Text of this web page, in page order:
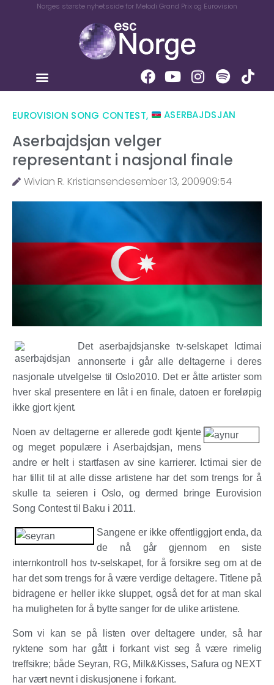
Norges største nyhetsside for Melodi Grand Prix og Eurovision
EUROVISION SONG CONTEST, ASERBAJDSJAN
Aserbajdsjan velger
representant i nasjonal finale
Wivian R. Kristiansendesember 13, 200909:54
Det aserbajdsjanske tv-selskapet Ictimai
annonserte i går alle deltagerne i deres
nasjonale utvelgelse til Oslo2010. Det er åtte artister som
hver skal presentere en låt i en finale, datoen er foreløpig
ikke gjort kjent.
Noen av deltagerne er allerede godt kjente
og meget populære i Aserbajdsjan, mens
andre er helt i startfasen av sine karrierer. Ictimai sier de
har tillit til at alle disse artistene har det som trengs for å
skulle ta seieren i Oslo, og dermed bringe Eurovision
Song Contest til Baku i 2011.
Sangene er ikke offentliggjort enda, da
de nå går gjennom en siste
internkontroll hos tv-selskapet, for å forsikre seg om at de
har det som trengs for å være verdige deltagere. Titlene på
bidragene er heller ikke sluppet, også det for at man skal
ha muligheten for å bytte sanger for de ulike artistene.
Som vi kan se på listen over deltagere under, så har
ryktene som har gått i forkant vist seg å være rimelig
treffsikre; både Seyran, RG, Milk&Kisses, Safura og NEXT
har vært nevnt i diskusjonene i forkant.